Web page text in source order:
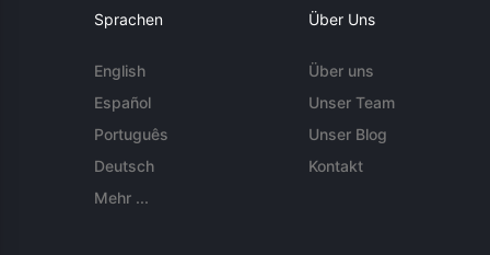
Sprachen
English
Español
Português
Deutsch
Mehr ...
Über Uns
Über uns
Unser Team
Unser Blog
Kontakt